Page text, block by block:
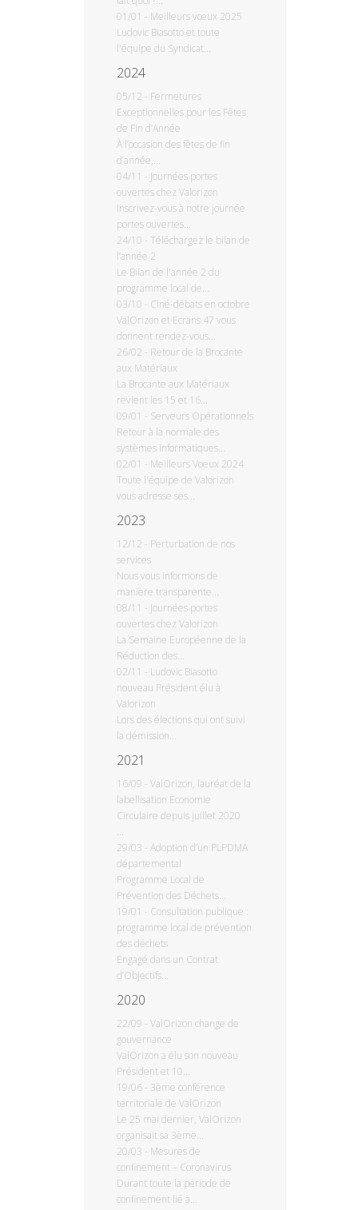
01/01 - Meilleurs vœux 2025
Ludovic Biasotto et toute
l'équipe du Syndicat...
2024
05/12 - Fermetures
Exceptionnelles pour les Fêtes
de Fin d’Année
À l’occasion des fêtes de fin
d’année,...
04/11 - Journées portes
ouvertes chez Valorizon
Inscrivez-vous à notre journée
portes ouvertes...
24/10 - Téléchargez le bilan de
l’année 2
Le Bilan de l'année 2 du
programme local de...
03/10 - Ciné-débats en octobre
ValOrizon et Ecrans 47 vous
donnent rendez-vous...
26/02 - Retour de la Brocante
aux Matériaux
La Brocante aux Matériaux
revient les 15 et 16...
09/01 - Serveurs Opérationnels
Retour à la normale des
systèmes informatiques...
02/01 - Meilleurs Voeux 2024
Toute l'équipe de Valorizon
vous adresse ses...
2023
12/12 - Perturbation de nos
services
Nous vous informons de
manière transparente...
08/11 - Journées portes
ouvertes chez Valorizon
La Semaine Européenne de la
Réduction des...
02/11 - Ludovic Biasotto
nouveau Président élu à
Valorizon
Lors des élections qui ont suivi
la démission...
2021
16/09 - ValOrizon, lauréat de la
labellisation Economie
Circulaire depuis juillet 2020
...
29/03 - Adoption d’un PLPDMA
départemental
Programme Local de
Prévention des Déchets...
19/01 - Consultation publique :
programme local de prévention
des déchets
Engagé dans un Contrat
d’Objectifs...
2020
22/09 - ValOrizon change de
gouvernance
ValOrizon a élu son nouveau
Président et 10...
19/06 - 3ème conférence
territoriale de ValOrizon
Le 25 mai dernier, ValOrizon
organisait sa 3ème...
20/03 - Mesures de
confinement – Coronavirus
Durant toute la période de
confinement lié à...